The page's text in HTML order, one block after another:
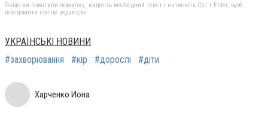
Якщо ви помітили помилку, виділіть необхідний текст і натисніть Ctrl + Enter, щоб
повідомити про це редакцію
УКРАЇНСЬКІ НОВИНИ
#захворювання
#кір #дорослі #діти
Харченко Иона